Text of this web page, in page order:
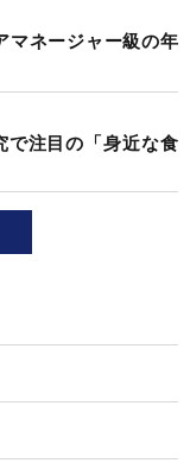
マネージャー級の年
注目の「身近な食